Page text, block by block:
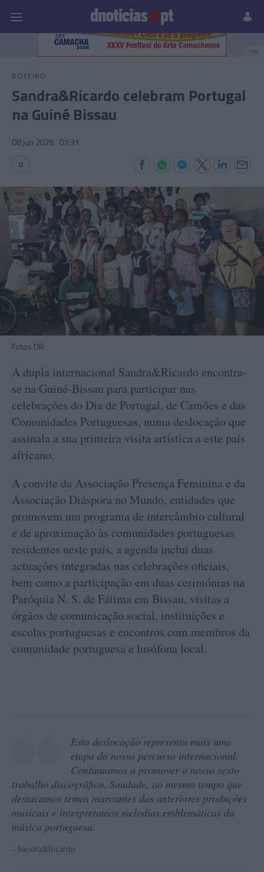
Prazeres Paisagens
PUB
ROTEIRO
Sandra&Ricardo celebram Portugal
na Guiné Bissau
08 jun 2026 07:31
0
Fotos DR
A dupla internacional Sandra&Ricardo encontra-
se na Guiné-Bissau para participar nas
celebrações do Dia de Portugal, de Camões e das
Comunidades Portuguesas, numa deslocação que
assinala a sua primeira visita artística a este país
africano.
A convite da Associação Presença Feminina e da
Associação Diáspora no Mundo, entidades que
promovem um programa de intercâmbio cultural
e de aproximação às comunidades portuguesas
residentes neste país, a agenda inclui duas
actuações integradas nas celebrações oficiais,
bem como a participação em duas cerimónias na
Paróquia N. S. de Fátima em Bissau, visitas a
órgãos de comunicação social, instituições e
escolas portuguesas e encontros com membros da
comunidade portuguesa e lusófona local.
Esta deslocação representa mais uma
etapa do nosso percurso internacional.
Continuamos a promover o nosso sexto
trabalho discográfico, Saudade, ao mesmo tempo que
destacamos temas marcantes das anteriores produções
musicais e interpretamos melodias emblemáticas da
música portuguesa.
Sandra&Ricardo